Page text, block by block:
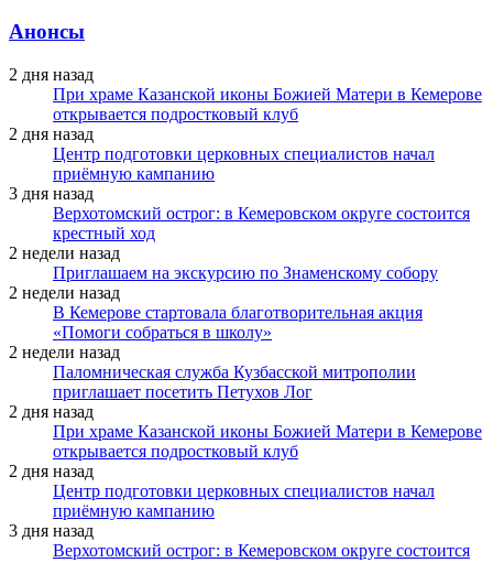
Анонсы
2 дня назад
При храме Казанской иконы Божией Матери в Кемерове
открывается подростковый клуб
2 дня назад
Центр подготовки церковных специалистов начал
приёмную кампанию
3 дня назад
Верхотомский острог: в Кемеровском округе состоится
крестный ход
2 недели назад
Приглашаем на экскурсию по Знаменскому собору
2 недели назад
В Кемерове стартовала благотворительная акция
«Помоги собраться в школу»
2 недели назад
Паломническая служба Кузбасской митрополии
приглашает посетить Петухов Лог
2 дня назад
При храме Казанской иконы Божией Матери в Кемерове
открывается подростковый клуб
2 дня назад
Центр подготовки церковных специалистов начал
приёмную кампанию
3 дня назад
Верхотомский острог: в Кемеровском округе состоится